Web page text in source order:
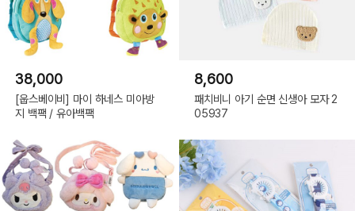
38,000
[웁스베이비] 마이 하네스 미아방
지 백팩 / 유아백팩
8,600
패치비니 아기 순면 신생아 모자 2
05937